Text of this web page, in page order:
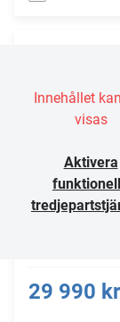
Innehållet
visas
Aktivera
29 990